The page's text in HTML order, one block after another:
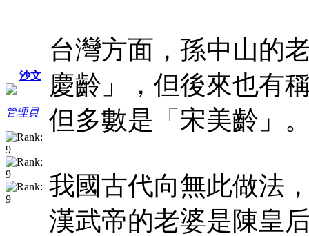
沙文
管理員
台灣方面，孫中山的
慶齡」，但後來也有
但多數是「宋美齡」
我國古代向無此做法
漢武帝的老婆是陳皇